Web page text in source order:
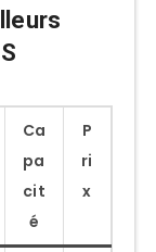
SSD vs
sur un
Ca
pa
cit
é
P
ri
x